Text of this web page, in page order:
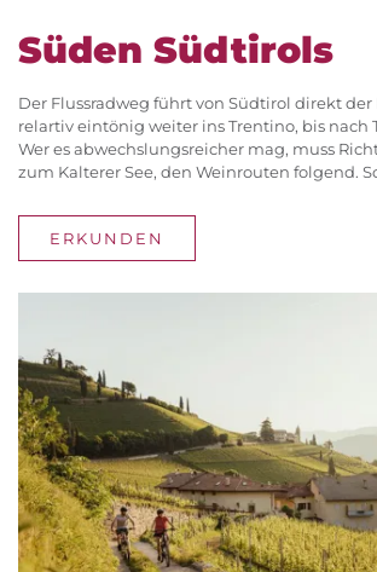
Süden Südtirols
Der Flussradweg führt von Südtirol direkt
relartiv eintönig weiter ins Trentino, bis nach
Wer es abwechslungsreicher mag, muss
zum Kalterer See, den Weinrouten folgend.
ERKUNDEN